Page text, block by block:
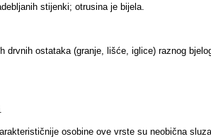
stijenki; otrusina je bijela.
ostataka (granje, lišće, iglice) raznog
osobine ove vrste su neobična